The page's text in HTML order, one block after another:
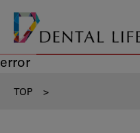
error
TOP >